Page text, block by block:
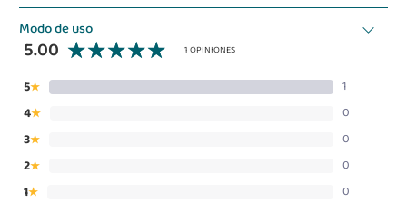
Modo de uso
5.00 1 OPINIONES
5★ 1
4★ 0
3★ 0
2★ 0
1★ 0